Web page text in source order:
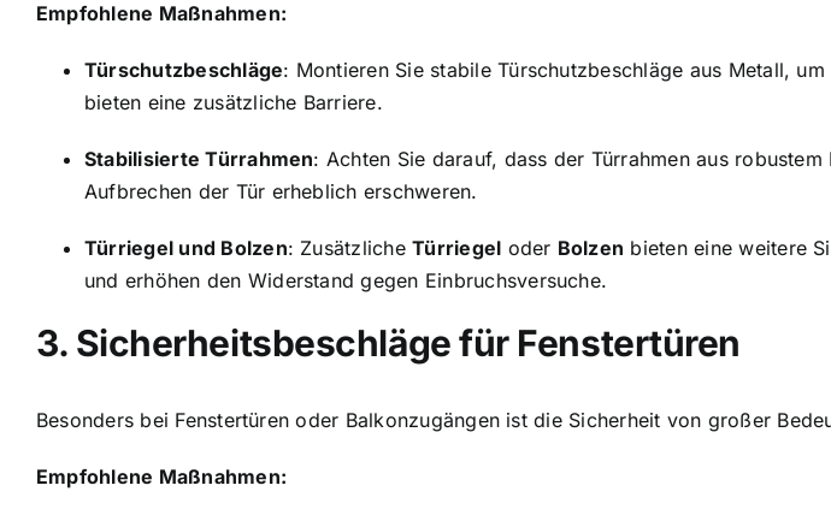
Empfohlene Maßnahmen:
Türschutzbeschläge: Montieren Sie stabile Türschutzbeschläge aus Metall,
bieten eine zusätzliche Barriere.
Stabilisierte Türrahmen: Achten Sie darauf, dass der Türrahmen aus
Aufbrechen der Tür erheblich erschweren.
Türriegel und Bolzen: ZusätzlicheTürriegel oder Bolzen bieten eine weitere
und erhöhen den Widerstand gegen Einbruchsversuche.
3. Sicherheitsbeschläge für Fenstertüren
Besonders bei Fenstertüren oder Balkonzugängen ist die Sicherheit von großer
Empfohlene Maßnahmen: